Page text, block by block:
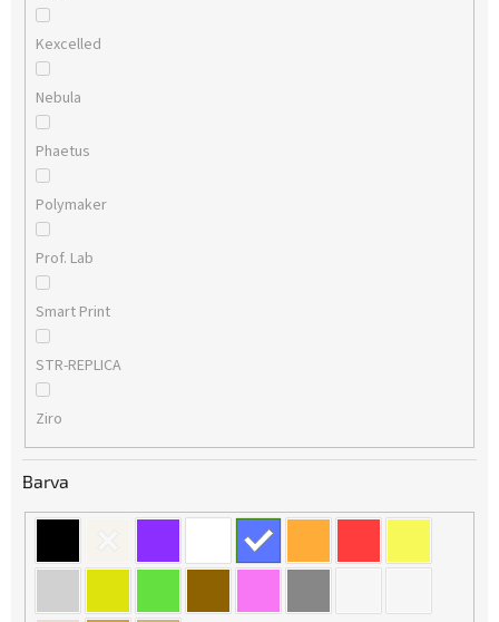
Kexcelled
Nebula
Phaetus
Polymaker
Prof. Lab
Smart Print
STR-REPLICA
Ziro
Barva